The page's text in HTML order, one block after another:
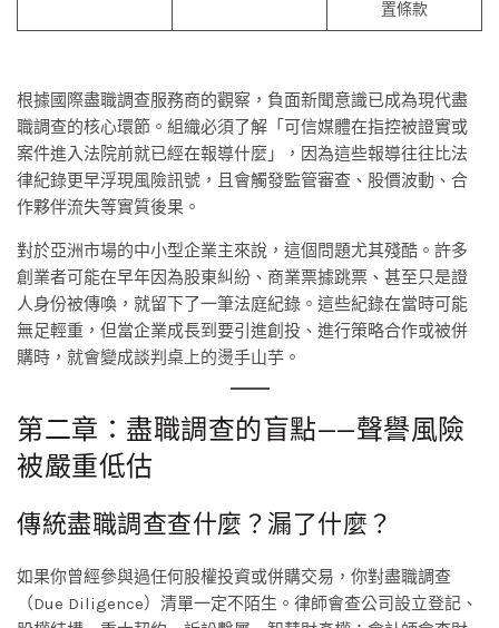
置條款
根據國際盡職調查服務商的觀察，負面新聞意識已成為現代盡
職調查的核心環節。組織必須了解「可信媒體在指控被證實或
案件進入法院前就已經在報導什麼」，因為這些報導往往比法
律紀錄更早浮現風險訊號，且會觸發監管審查、股價波動、合
作夥伴流失等實質後果。
對於亞洲市場的中小型企業主來說，這個問題尤其殘酷。許多
創業者可能在早年因為股東糾紛、商業票據跳票、甚至只是證
人身份被傳喚，就留下了一筆法庭紀錄。這些紀錄在當時可能
無足輕重，但當企業成長到要引進創投、進行策略合作或被併
購時，就會變成談判桌上的燙手山芋。
第二章：盡職調查的盲點——聲譽風險
被嚴重低估
傳統盡職調查查什麼？漏了什麼？
如果你曾經參與過任何股權投資或併購交易，你對盡職調查
（Due Diligence）清單一定不陌生。律師會查公司設立登記、